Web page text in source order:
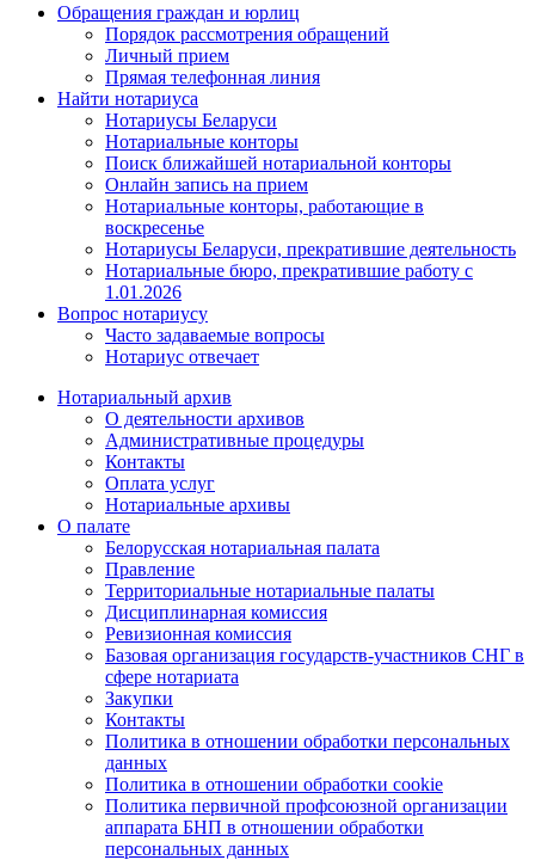
Обращения граждан и юрлиц
Порядок рассмотрения обращений
Личный прием
Прямая телефонная линия
Найти нотариуса
Нотариусы Беларуси
Нотариальные конторы
Поиск ближайшей нотариальной конторы
Онлайн запись на прием
Нотариальные конторы, работающие в
воскресенье
Нотариусы Беларуси, прекратившие деятельность
Нотариальные бюро, прекратившие работу с
1.01.2026
Вопрос нотариусу
Часто задаваемые вопросы
Нотариус отвечает
Нотариальный архив
О деятельности архивов
Административные процедуры
Контакты
Оплата услуг
Нотариальные архивы
О палате
Белорусская нотариальная палата
Правление
Территориальные нотариальные палаты
Дисциплинарная комиссия
Ревизионная комиссия
Базовая организация государств-участников СНГ в
сфере нотариата
Закупки
Контакты
Политика в отношении обработки персональных
данных
Политика в отношении обработки cookie
Политика первичной профсоюзной организации
аппарата БНП в отношении обработки
персональных данных